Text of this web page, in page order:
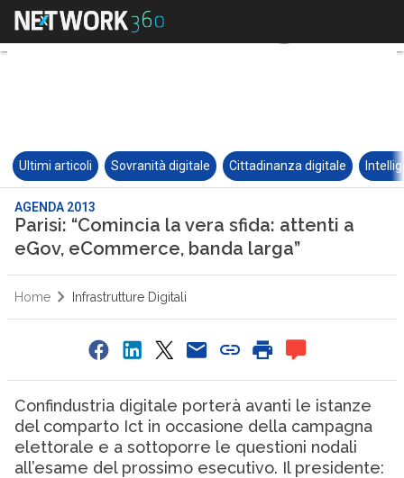
Ultimi articoli Sovranità digitale Cittadinanza digitale
AGENDA 2013
Parisi: “Comincia la vera sfida: attenti a
eGov, eCommerce, banda larga”
Home Infrastrutture Digitali
Confindustria digitale porterà avanti le istanze
del comparto Ict in occasione della campagna
elettorale e a sottoporre le questioni nodali
all’esame del prossimo esecutivo. Il presidente: